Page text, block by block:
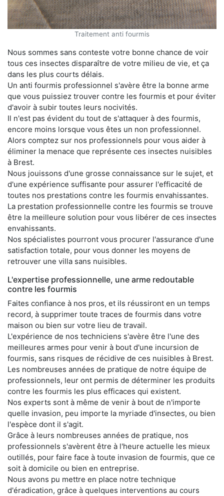
Traitement anti fourmis
Nous sommes sans conteste votre bonne chance de voir
tous ces insectes disparaître de votre milieu de vie, et ça
dans les plus courts délais.
Un anti fourmis professionnel s'avère être la bonne arme
que vous puissiez trouver contre les fourmis et pour éviter
d'avoir à subir toutes leurs nocivités.
Il n'est pas évident du tout de s'attaquer à des fourmis,
encore moins lorsque vous êtes un non professionnel.
Alors comptez sur nos professionnels pour vous aider à
éliminer la menace que représente ces insectes nuisibles
à Brest.
Nous jouissons d'une grosse connaissance sur le sujet, et
d'une expérience suffisante pour assurer l'efficacité de
toutes nos prestations contre les fourmis envahissantes.
La prestation professionnelle contre les fourmis se trouve
être la meilleure solution pour vous libérer de ces insectes
envahissants.
Nos spécialistes pourront vous procurer l'assurance d'une
satisfaction totale, pour vous donner les moyens de
retrouver une villa sans nuisibles.
L'expertise professionnelle, une arme redoutable
contre les fourmis
Faites confiance à nos pros, et ils réussiront en un temps
record, à supprimer toute traces de fourmis dans votre
maison ou bien sur votre lieu de travail.
L'expérience de nos techniciens s'avère être l'une des
meilleures armes pour venir à bout d'une incursion de
fourmis, sans risques de récidive de ces nuisibles à Brest.
Les nombreuses années de pratique de notre équipe de
professionnels, leur ont permis de déterminer les produits
contre les fourmis les plus efficaces qui existent.
Nos experts sont à même de venir à bout de n'importe
quelle invasion, peu importe la myriade d'insectes, ou bien
l'espèce dont il s'agit.
Grâce à leurs nombreuses années de pratique, nos
professionnels s'avèrent être à l'heure actuelle les mieux
outillés, pour faire face à toute invasion de fourmis, que ce
soit à domicile ou bien en entreprise.
Nous avons pu mettre en place notre technique
d'éradication, grâce à quelques interventions au cours